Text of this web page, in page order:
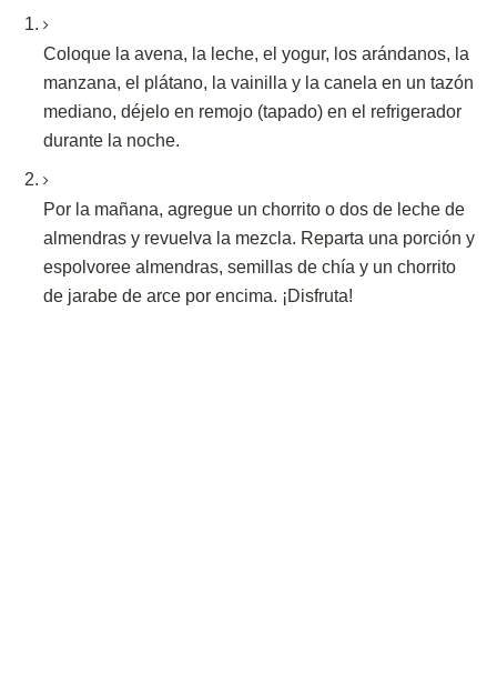
Coloque la avena, la leche, el yogur, los arándanos, la
manzana, el plátano, la vainilla y la canela en un tazón
mediano, déjelo en remojo (tapado) en el refrigerador
durante la noche.
Por la mañana, agregue un chorrito o dos de leche de
almendras y revuelva la mezcla. Reparta una porción y
espolvoree almendras, semillas de chía y un chorrito
de jarabe de arce por encima. ¡Disfruta!